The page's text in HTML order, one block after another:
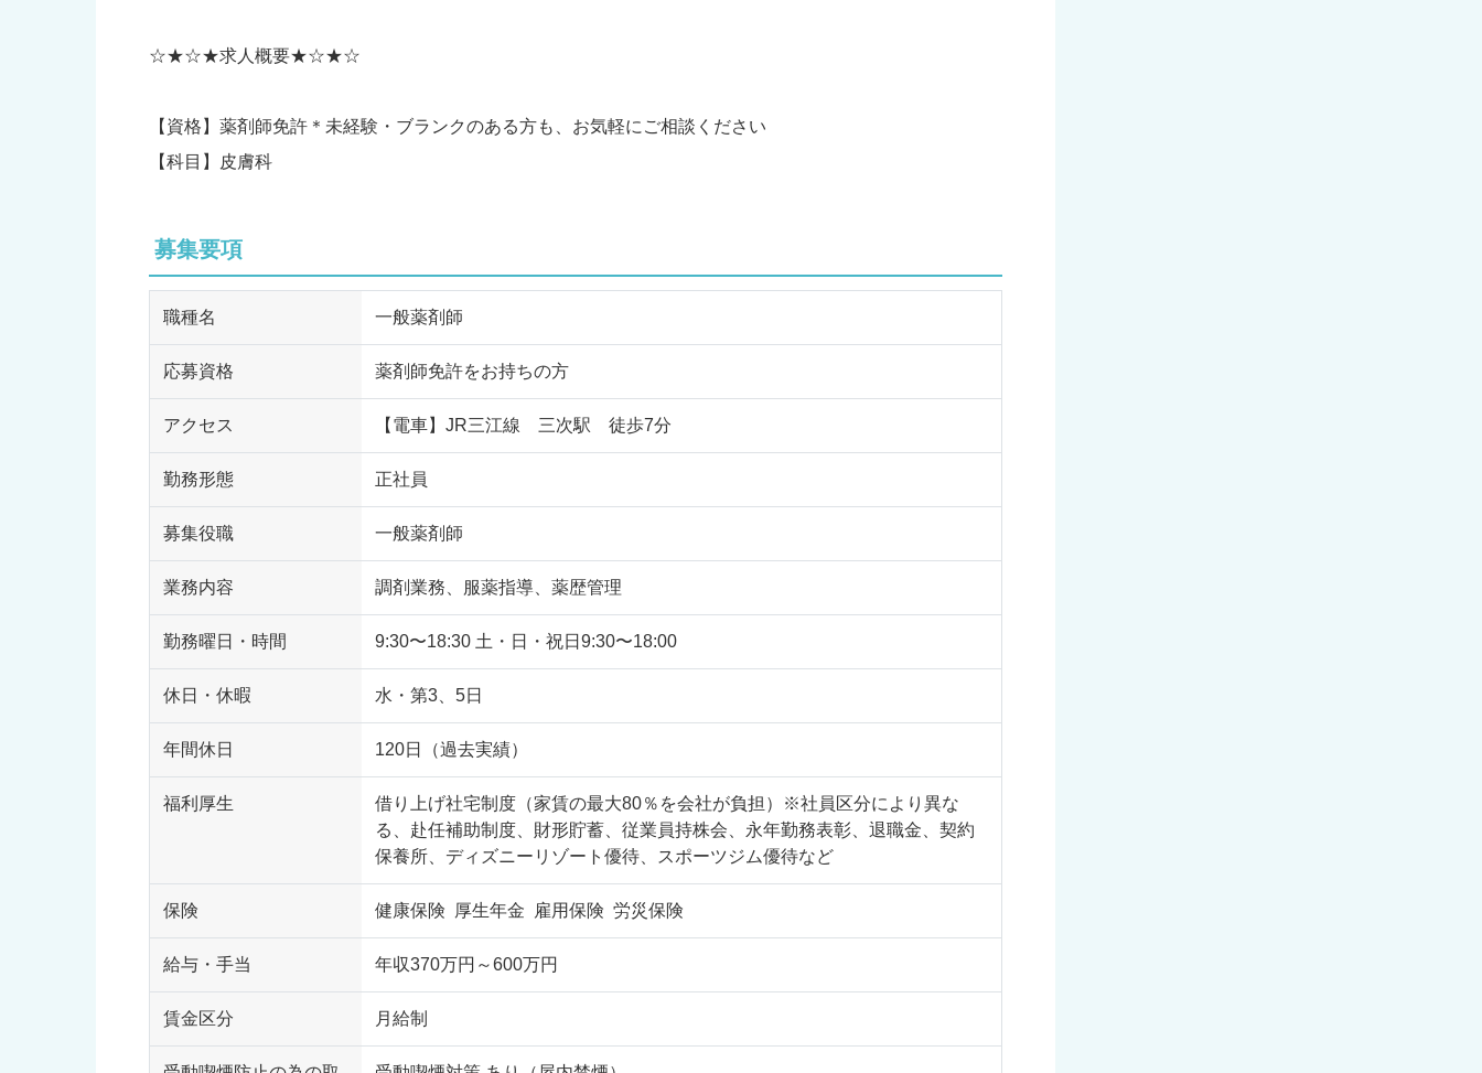
☆★☆★求人概要★☆★☆
【資格】薬剤師免許＊未経験・ブランクのある方も、お気軽にご相談ください
【科目】皮膚科
募集要項
職種名 一般薬剤師
応募資格 薬剤師免許をお持ちの方
アクセス 【電車】JR三江線 三次駅 徒歩7分
勤務形態 正社員
募集役職 一般薬剤師
業務内容 調剤業務、服薬指導、薬歴管理
勤務曜日・時間 9:30〜18:30 土・日・祝日9:30〜18:00
休日・休暇 水・第3、5日
年間休日 120日（過去実績）
福利厚生
借り上げ社宅制度（家賃の最大80％を会社が負担）※社員区分により異な
る、赴任補助制度、財形貯蓄、従業員持株会、永年勤務表彰、退職金、契約
保養所、ディズニーリゾート優待、スポーツジム優待など
保険 健康保険 厚生年金 雇用保険 労災保険
給与・手当 年収370万円～600万円
賃金区分 月給制